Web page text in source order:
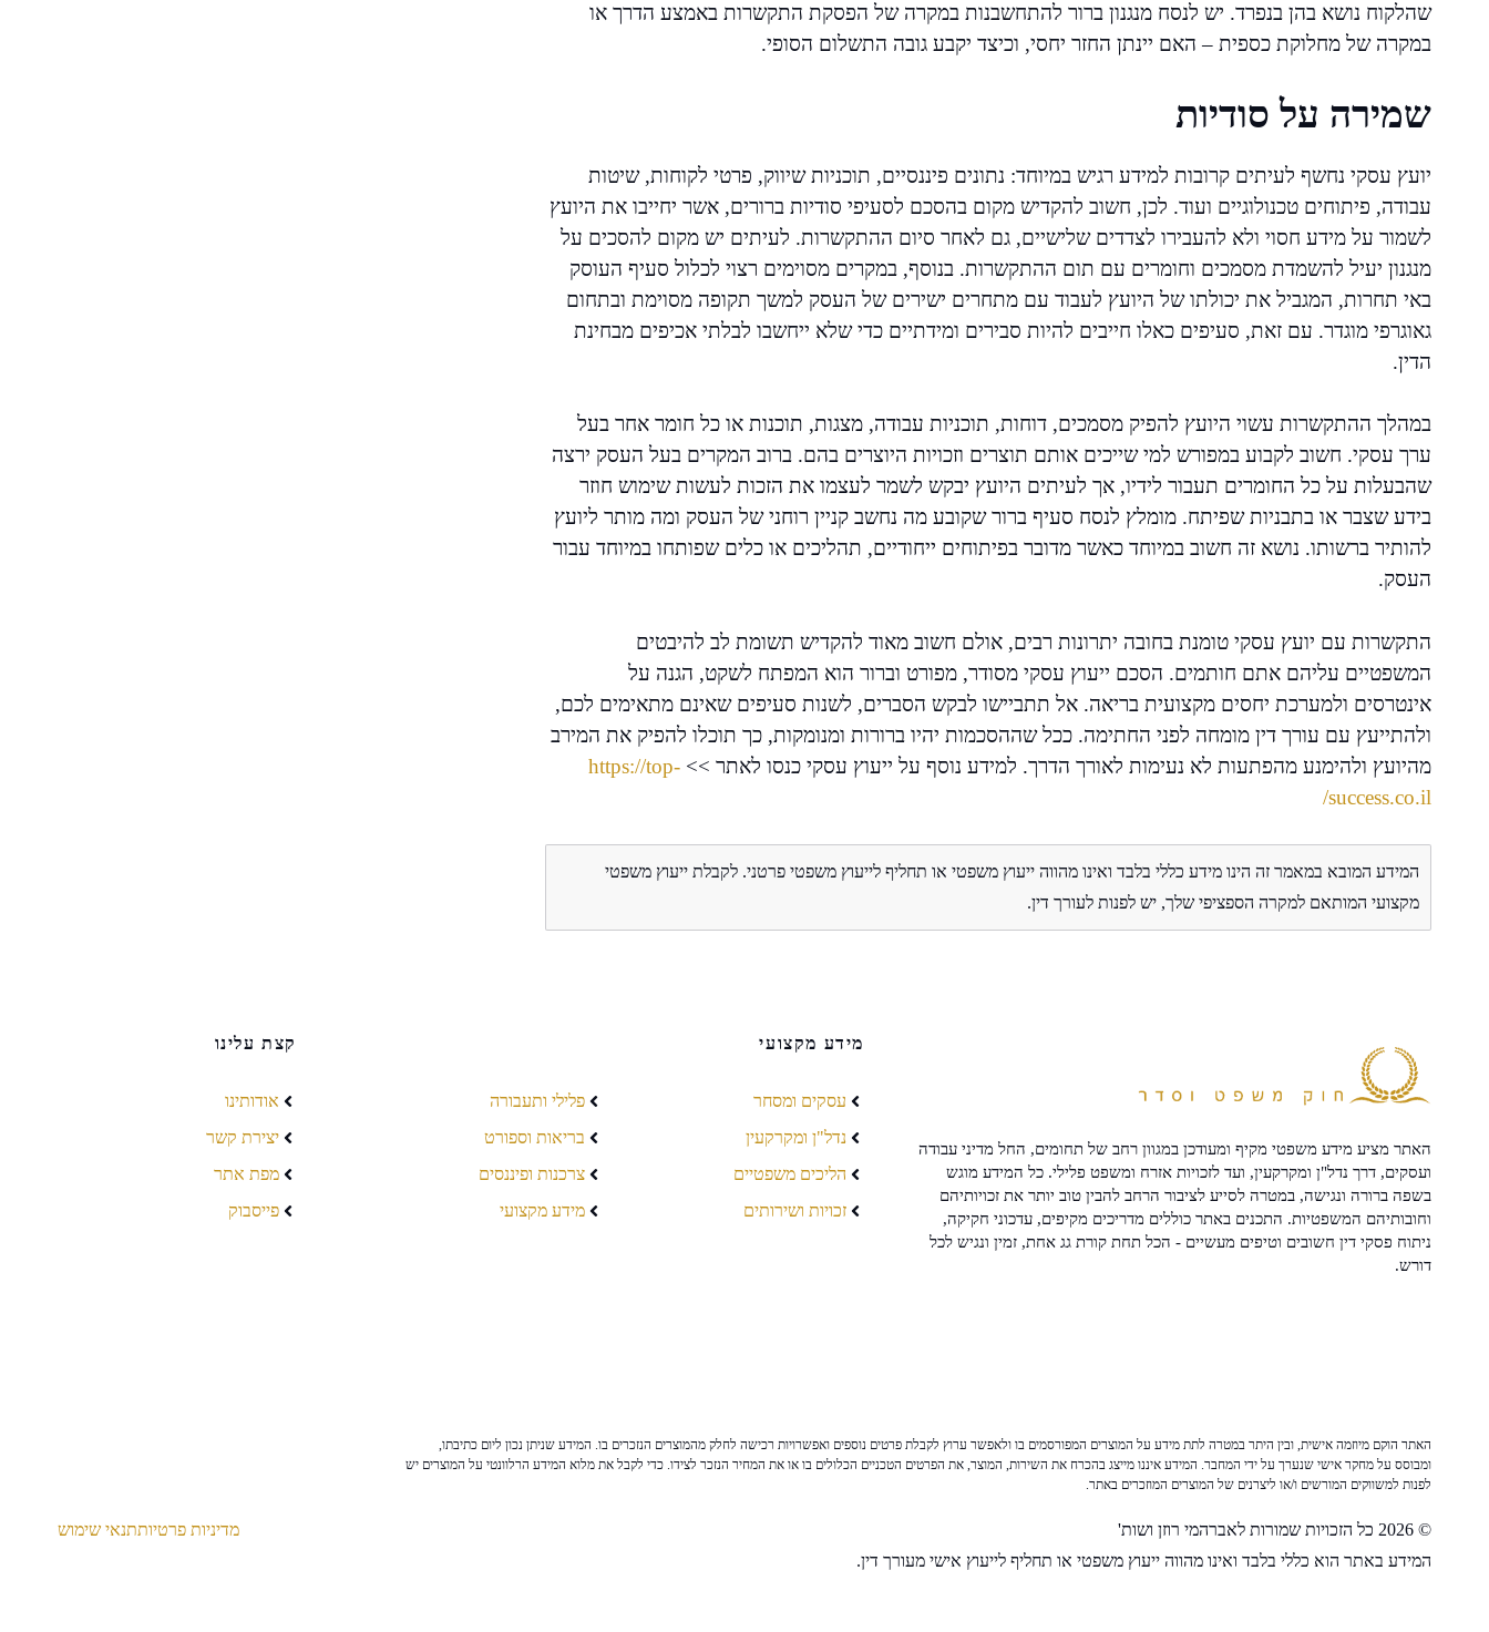
שהלקוח נושא בהן בנפרד. יש לנסח מנגנון ברור להתחשבנות במקרה של הפסקת התקשרות באמצע הדרך או
במקרה של מחלוקת כספית – האם יינתן החזר יחסי, וכיצד יקבע גובה התשלום הסופי.
שמירה על סודיות
יועץ עסקי נחשף לעיתים קרובות למידע רגיש במיוחד: נתונים פיננסיים, תוכניות שיווק, פרטי לקוחות, שיטות
עבודה, פיתוחים טכנולוגיים ועוד. לכן, חשוב להקדיש מקום בהסכם לסעיפי סודיות ברורים, אשר יחייבו את היועץ
לשמור על מידע חסוי ולא להעבירו לצדדים שלישיים, גם לאחר סיום ההתקשרות. לעיתים יש מקום להסכים על
מנגנון יעיל להשמדת מסמכים וחומרים עם תום ההתקשרות. בנוסף, במקרים מסוימים רצוי לכלול סעיף העוסק
באי תחרות, המגביל את יכולתו של היועץ לעבוד עם מתחרים ישירים של העסק למשך תקופה מסוימת ובתחום
גאוגרפי מוגדר. עם זאת, סעיפים כאלו חייבים להיות סבירים ומידתיים כדי שלא ייחשבו לבלתי אכיפים מבחינת
הדין.
במהלך ההתקשרות עשוי היועץ להפיק מסמכים, דוחות, תוכניות עבודה, מצגות, תוכנות או כל חומר אחר בעל
ערך עסקי. חשוב לקבוע במפורש למי שייכים אותם תוצרים וזכויות היוצרים בהם. ברוב המקרים בעל העסק ירצה
שהבעלות על כל החומרים תעבור לידיו, אך לעיתים היועץ יבקש לשמר לעצמו את הזכות לעשות שימוש חוזר
בידע שצבר או בתבניות שפיתח. מומלץ לנסח סעיף ברור שקובע מה נחשב קניין רוחני של העסק ומה מותר ליועץ
להותיר ברשותו. נושא זה חשוב במיוחד כאשר מדובר בפיתוחים ייחודיים, תהליכים או כלים שפותחו במיוחד עבור
העסק.
התקשרות עם יועץ עסקי טומנת בחובה יתרונות רבים, אולם חשוב מאוד להקדיש תשומת לב להיבטים
המשפטיים עליהם אתם חותמים. הסכם ייעוץ עסקי מסודר, מפורט וברור הוא המפתח לשקט, הגנה על
אינטרסים ולמערכת יחסים מקצועית בריאה. אל תתביישו לבקש הסברים, לשנות סעיפים שאינם מתאימים לכם,
ולהתייעץ עם עורך דין מומחה לפני החתימה. ככל שההסכמות יהיו ברורות ומנומקות, כך תוכלו להפיק את המירב
מהיועץ ולהימנע מהפתעות לא נעימות לאורך הדרך. למידע נוסף על ייעוץ עסקי כנסו לאתר >> https://top-
success.co.il/
המידע המובא במאמר זה הינו מידע כללי בלבד ואינו מהווה ייעוץ משפטי או תחליף לייעוץ משפטי פרטני. לקבלת ייעוץ משפטי
מקצועי המותאם למקרה הספציפי שלך, יש לפנות לעורך דין.
האתר מציע מידע משפטי מקיף ומעודכן במגוון רחב של תחומים, החל מדיני עבודה
ועסקים, דרך נדל"ן ומקרקעין, ועד לזכויות אזרח ומשפט פלילי. כל המידע מוגש
בשפה ברורה ונגישה, במטרה לסייע לציבור הרחב להבין טוב יותר את זכויותיהם
וחובותיהם המשפטיות. התכנים באתר כוללים מדריכים מקיפים, עדכוני חקיקה,
ניתוח פסקי דין חשובים וטיפים מעשיים - הכל תחת קורת גג אחת, זמין ונגיש לכל
דורש.
מידע מקצועי
עסקים ומסחר
נדל"ן ומקרקעין
הליכים משפטיים
זכויות ושירותים
פלילי ותעבורה
בריאות וספורט
צרכנות ופיננסים
מידע מקצועי
קצת עלינו
אודותינו
יצירת קשר
מפת אתר
פייסבוק
האתר הוקם מיוזמה אישית, ובין היתר במטרה לתת מידע על המוצרים המפורסמים בו ולאפשר ערוץ לקבלת פרטים נוספים ואפשרויות רכישה לחלק מהמוצרים הנזכרים בו. המידע שניתן נכון ליום כתיבתו,
ומבוסס על מחקר אישי שנערך על ידי המחבר. המידע איננו מייצג בהכרח את השירות, המוצר, את הפרטים הטכניים הכלולים בו או את המחיר הנזכר לצידו. כדי לקבל את מלוא המידע הרלוונטי על המוצרים יש
לפנות למשווקים המורשים ו/או ליצרנים של המוצרים המוזכרים באתר.
© 2026 כל הזכויות שמורות לאברהמי רוזן ושות'
המידע באתר הוא כללי בלבד ואינו מהווה ייעוץ משפטי או תחליף לייעוץ אישי מעורך דין.
מדיניות פרטיותתנאי שימוש